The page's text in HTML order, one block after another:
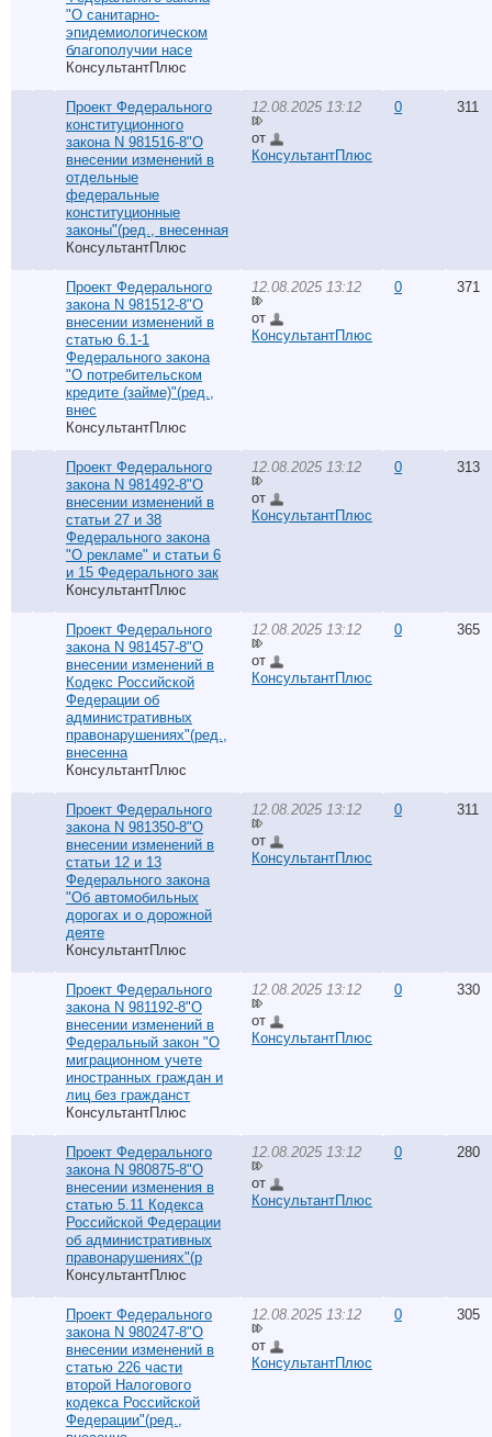
"О санитарно-
эпидемиологическом
благополучии насе
КонсультантПлюс
Проект Федерального
конституционного
закона N 981516-8"О
внесении изменений в
отдельные
федеральные
конституционные
законы"(ред., внесенная
КонсультантПлюс
12.08.2025 13:12
от
КонсультантПлюс
0 311
Проект Федерального
закона N 981512-8"О
внесении изменений в
статью 6.1-1
Федерального закона
"О потребительском
кредите (займе)"(ред.,
внес
КонсультантПлюс
12.08.2025 13:12
от
КонсультантПлюс
0 371
Проект Федерального
закона N 981492-8"О
внесении изменений в
статьи 27 и 38
Федерального закона
"О рекламе" и статьи 6
и 15 Федерального зак
КонсультантПлюс
12.08.2025 13:12
от
КонсультантПлюс
0 313
Проект Федерального
закона N 981457-8"О
внесении изменений в
Кодекс Российской
Федерации об
административных
правонарушениях"(ред.,
внесенна
КонсультантПлюс
12.08.2025 13:12
от
КонсультантПлюс
0 365
Проект Федерального
закона N 981350-8"О
внесении изменений в
статьи 12 и 13
Федерального закона
"Об автомобильных
дорогах и о дорожной
деяте
КонсультантПлюс
12.08.2025 13:12
от
КонсультантПлюс
0 311
Проект Федерального
закона N 981192-8"О
внесении изменений в
Федеральный закон "О
миграционном учете
иностранных граждан и
лиц без гражданст
КонсультантПлюс
12.08.2025 13:12
от
КонсультантПлюс
0 330
Проект Федерального
закона N 980875-8"О
внесении изменения в
статью 5.11 Кодекса
Российской Федерации
об административных
правонарушениях"(р
КонсультантПлюс
12.08.2025 13:12
от
КонсультантПлюс
0 280
Проект Федерального
закона N 980247-8"О
внесении изменений в
статью 226 части
второй Налогового
кодекса Российской
Федерации"(ред.,
12.08.2025 13:12
от
КонсультантПлюс
0 305